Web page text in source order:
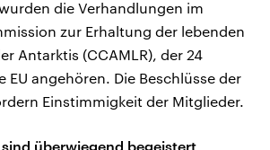
die Verhandlungen im
zur Erhaltung der lebenden
Antarktis (CCAMLR), der 24
EU angehören. Die Beschlüsse der
Einstimmigkeit der Mitglieder.
überwiegend begeistert